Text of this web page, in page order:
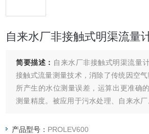
自来水厂非接触式明渠流量
简要描述： 自来水厂非接触式明渠流量
接触式流量测量技术，消除了传统因空
所产生的水位测量误差，运算出更准确
测量精度。被应用于污水处理、自来水
产品型号： PROLEV600